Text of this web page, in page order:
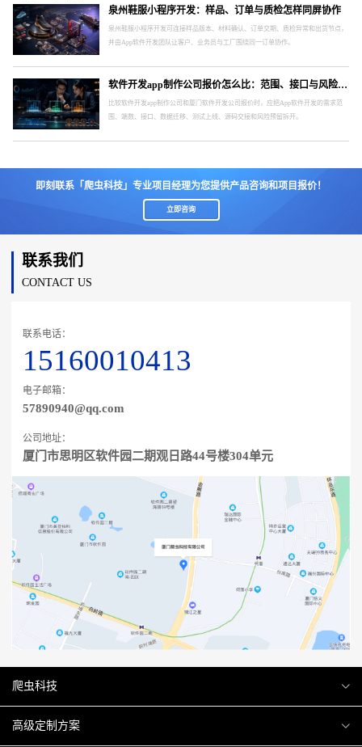
泉州鞋服小程序开发：样品、订单与质检怎样同屏协作
泉州鞋服小程序开发可连接样品版本、材料确认、订单交期、质检异常和出货节点，
并由App软件开发团队让客户、业务员与工厂围绕同一订单协作。
软件开发app制作公司报价怎么比：范围、接口与风险要分开
比较软件开发app制作公司和厦门软件开发公司报价时，应把App软件开发的需求范
围、端数、接口、数据迁移、测试上线、源码交接和风险预留拆开。
即刻联系「爬虫科技」专业项目经理为您提供产品咨询和项目报价！
立即咨询
联系我们
CONTACT US
联系电话：
15160010413
电子邮箱：
57890940@qq.com
公司地址：
厦门市思明区软件园二期观日路44号楼304单元
爬虫科技
爬虫案例
高级定制方案